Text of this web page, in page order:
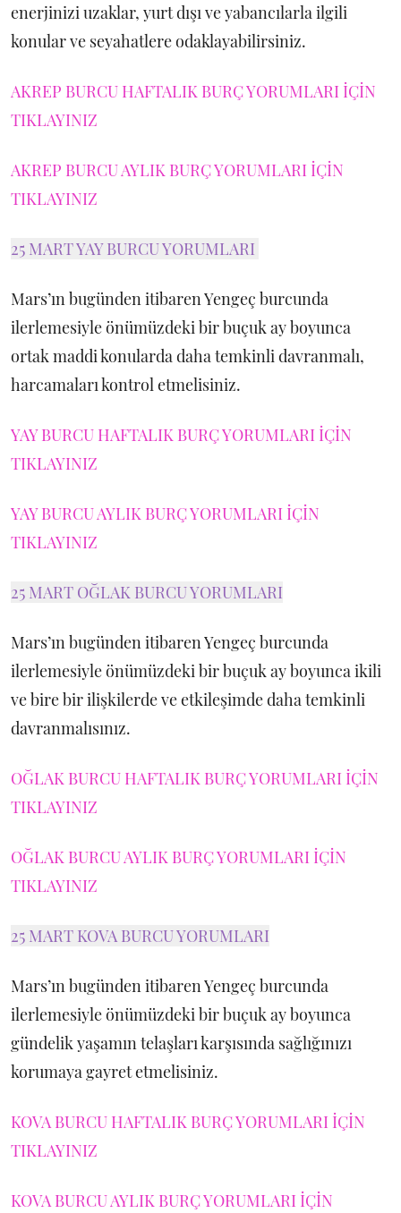
enerjinizi uzaklar, yurt dışı ve yabancılarla ilgili
konular ve seyahatlere odaklayabilirsiniz.
AKREP BURCU HAFTALIK BURÇ YORUMLARI İÇİN
TIKLAYINIZ
AKREP BURCU AYLIK BURÇ YORUMLARI İÇİN
TIKLAYINIZ
25 MART YAY BURCU YORUMLARI
Mars’ın bugünden itibaren Yengeç burcunda
ilerlemesiyle önümüzdeki bir buçuk ay boyunca
ortak maddi konularda daha temkinli davranmalı,
harcamaları kontrol etmelisiniz.
YAY BURCU HAFTALIK BURÇ YORUMLARI İÇİN
TIKLAYINIZ
YAY BURCU AYLIK BURÇ YORUMLARI İÇİN
TIKLAYINIZ
25 MART OĞLAK BURCU YORUMLARI
Mars’ın bugünden itibaren Yengeç burcunda
ilerlemesiyle önümüzdeki bir buçuk ay boyunca ikili
ve bire bir ilişkilerde ve etkileşimde daha temkinli
davranmalısınız.
OĞLAK BURCU HAFTALIK BURÇ YORUMLARI İÇİN
TIKLAYINIZ
OĞLAK BURCU AYLIK BURÇ YORUMLARI İÇİN
TIKLAYINIZ
25 MART KOVA BURCU YORUMLARI
Mars’ın bugünden itibaren Yengeç burcunda
ilerlemesiyle önümüzdeki bir buçuk ay boyunca
gündelik yaşamın telaşları karşısında sağlığınızı
korumaya gayret etmelisiniz.
KOVA BURCU HAFTALIK BURÇ YORUMLARI İÇİN
TIKLAYINIZ
KOVA BURCU AYLIK BURÇ YORUMLARI İÇİN